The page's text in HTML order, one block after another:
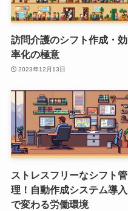
訪問介護のシフト作成・効
率化の極意
2023年12月13日
ストレスフリーなシフト管
理！自動作成システム導入
で変わる労働環境